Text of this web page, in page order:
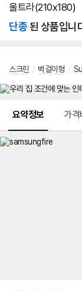
울트라(210x180)
단종된 상품입니
스크린 / 벽걸이형 /
요약정보 가격